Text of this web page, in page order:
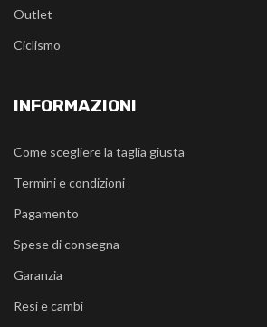
Outlet
Ciclismo
INFORMAZIONI
Come scegliere la taglia giusta
Termini e condizioni
Pagamento
Spese di consegna
Garanzia
Resi e cambi